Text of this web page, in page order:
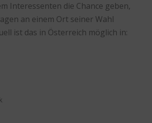
Interessenten die Chance geben,
an einem Ort seiner Wahl
ist das in Österreich möglich in: